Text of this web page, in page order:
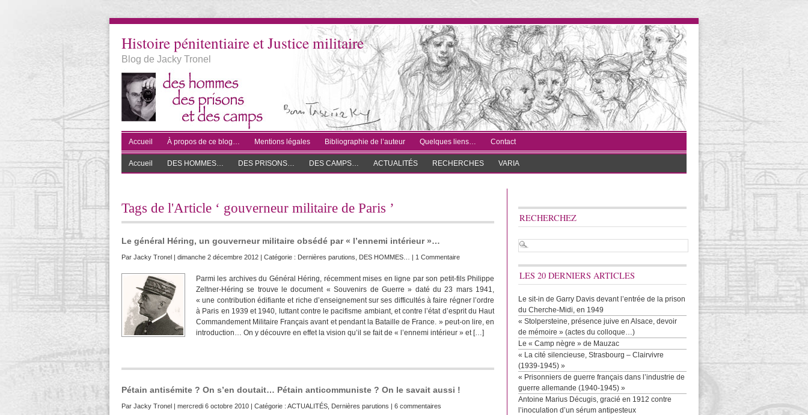
Histoire pénitentiaire et Justice militaire
Blog de Jacky Tronel
Accueil À propos de ce blog… Mentions légales Bibliographie de l’auteur Quelques liens… Contact
Accueil DES HOMMES… DES PRISONS… DES CAMPS… ACTUALITÉS RECHERCHES VARIA
Tags de l'Article ‘ gouverneur militaire de Paris ’
Le général Héring, un gouverneur militaire obsédé par « l’ennemi intérieur »…
Par Jacky Tronel | dimanche 2 décembre 2012 | Catégorie : Dernières parutions DES HOMMES… | 1 Commentaire
Parmi les archives du Général Héring, récemment mises en ligne par son petit-fils Philippe
Zeltner-Héring se trouve le document « Souvenirs de Guerre » daté du 23 mars 1941,
« une contribution édifiante et riche d’enseignement sur ses difficultés à faire régner l’ordre
à Paris en 1939 et 1940, luttant contre le pacifisme ambiant, et contre l’état d’esprit du Haut
Commandement Militaire Français avant et pendant la Bataille de France. » peut-on lire, en
introduction… On y découvre en effet la vision qu’il se fait de « l’ennemi intérieur » et […]
Pétain antisémite ? On s’en doutait… Pétain anticommuniste ? On le savait aussi !
Par Jacky Tronel | mercredi 6 octobre 2010 | Catégorie : ACTUALITÉS Dernières parutions | 6 commentaires
RECHERCHEZ
LES 20 DERNIERS ARTICLES
Le sit-in de Garry Davis devant l’entrée de la prison
du Cherche-Midi, en 1949
« Stolpersteine, présence juive en Alsace, devoir
de mémoire » (actes du colloque…)
Le « Camp nègre » de Mauzac
« La cité silencieuse, Strasbourg – Clairvivre
(1939-1945) »
« Prisonniers de guerre français dans l’industrie de
guerre allemande (1940-1945) »
Antoine Marius Décugis, gracié en 1912 contre
l’inoculation d’un sérum antipesteux